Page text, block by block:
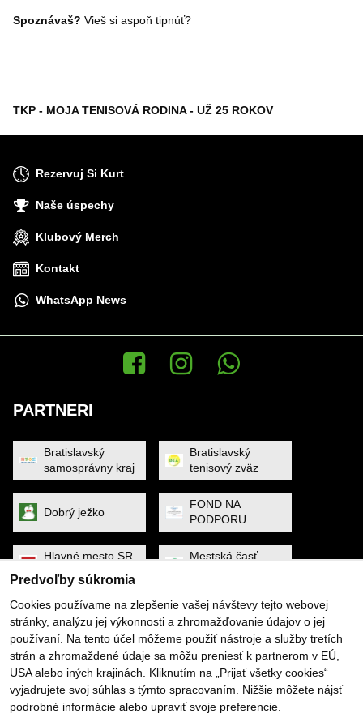
Spoznávaš? Vieš si aspoň tipnúť?
TKP - MOJA TENISOVÁ RODINA - UŽ 25 ROKOV
Rezervuj Si Kurt
Naše úspechy
Klubový Merch
Kontakt
WhatsApp News
Facebook Instagram WhatsApp News
PARTNERI
Bratislavský
samosprávny kraj
Bratislavský
tenisový zväz
Dobrý ježko
FOND NA
PODPORU
ŠPORTU
Hlavné mesto SR
Bratislava
Mestská časť
MINISTERSTVO
CESTOVNÉHO
RUCHU A
ŠPORTU
Noa Raven
Obec Dunajská
Lužná
PYGMALIOS
Slovenský
SP SOFTWARE
Predvoľby súkromia
Cookies používame na zlepšenie vašej návštevy tejto webovej
stránky, analýzu jej výkonnosti a zhromažďovanie údajov o jej
používaní. Na tento účel môžeme použiť nástroje a služby tretích
strán a zhromaždené údaje sa môžu preniesť k partnerom v EÚ,
USA alebo iných krajinách. Kliknutím na „Prijať všetky cookies“
vyjadrujete svoj súhlas s týmto spracovaním. Nižšie môžete nájsť
podrobné informácie alebo upraviť svoje preferencie.